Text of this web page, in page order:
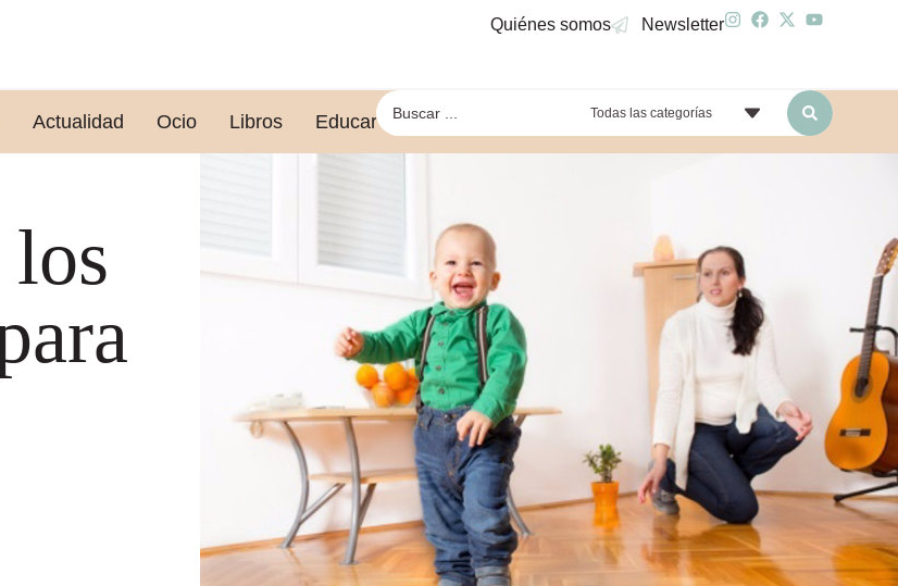
Quiénes somos Newsletter
Actualidad Ocio Libros Educar leyendo Todas las categorías
los